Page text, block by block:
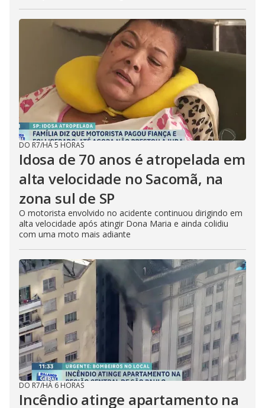
DO R7/HÁ 5 HORAS
Idosa de 70 anos é atropelada em
alta velocidade no Sacomã, na
zona sul de SP
O motorista envolvido no acidente continuou dirigindo em
alta velocidade após atingir Dona Maria e ainda colidiu
com uma moto mais adiante
DO R7/HÁ 6 HORAS
Incêndio atinge apartamento na